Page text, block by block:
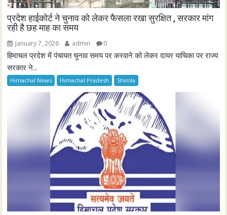
प्रदेश हाईकोर्ट ने चुनाव को लेकर फैसला रखा सुरक्षित , सरकार मांग
रही है छह माह का समय
January 7, 2026 admin 0
हिमाचल प्रदेश में पंचायत चुनाव समय पर करवाने को लेकर दायर याचिका पर राज्य
सरकार ने...
Himachal News Himachal Pradesh Shimla